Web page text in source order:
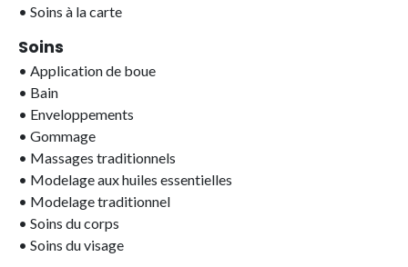
• Soins à la carte
Soins
• Application de boue
• Bain
• Enveloppements
• Gommage
• Massages traditionnels
• Modelage aux huiles essentielles
• Modelage traditionnel
• Soins du corps
• Soins du visage